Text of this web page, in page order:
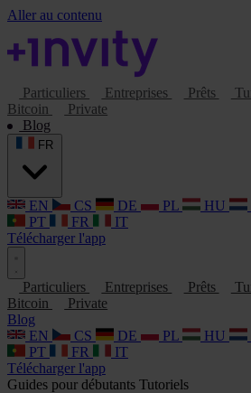
Aller au contenu
Particuliers Entreprises Prêts
Bitcoin
Private
Blog
EN CS DE PL HU
PT
FR
IT
Télécharger l'app
Particuliers Entreprises Prêts
Bitcoin
Private
Blog
EN
CS DE PL HU
PT
FR
IT
Télécharger l'app
Guides pour débutants Tutoriels